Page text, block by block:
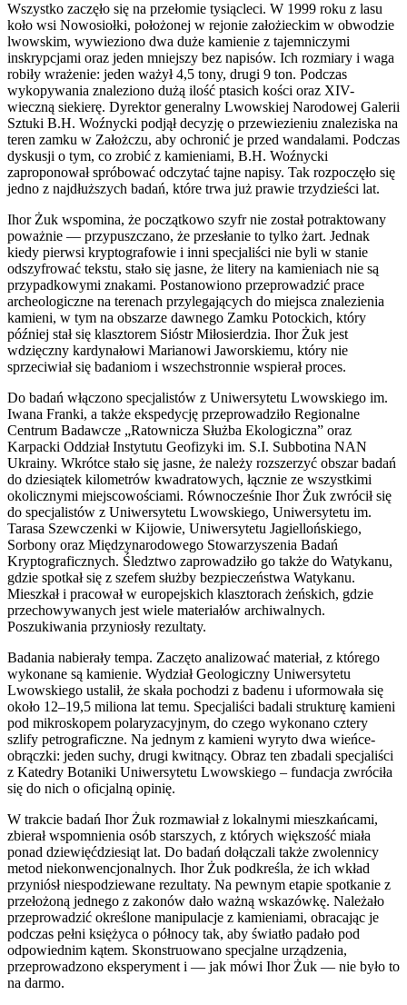
Wszystko zaczęło się na przełomie tysiącleci. W 1999 roku z lasu
koło wsi Nowosiołki, położonej w rejonie założieckim w obwodzie
lwowskim, wywieziono dwa duże kamienie z tajemniczymi
inskrypcjami oraz jeden mniejszy bez napisów. Ich rozmiary i waga
robiły wrażenie: jeden ważył 4,5 tony, drugi 9 ton. Podczas
wykopywania znaleziono dużą ilość ptasich kości oraz XIV-
wieczną siekierę. Dyrektor generalny Lwowskiej Narodowej Galerii
Sztuki B.H. Woźnycki podjął decyzję o przewiezieniu znaleziska na
teren zamku w Założczu, aby ochronić je przed wandalami. Podczas
dyskusji o tym, co zrobić z kamieniami, B.H. Woźnycki
zaproponował spróbować odczytać tajne napisy. Tak rozpoczęło się
jedno z najdłuższych badań, które trwa już prawie trzydzieści lat.
Ihor Żuk wspomina, że początkowo szyfr nie został potraktowany
poważnie — przypuszczano, że przesłanie to tylko żart. Jednak
kiedy pierwsi kryptografowie i inni specjaliści nie byli w stanie
odszyfrować tekstu, stało się jasne, że litery na kamieniach nie są
przypadkowymi znakami. Postanowiono przeprowadzić prace
archeologiczne na terenach przylegających do miejsca znalezienia
kamieni, w tym na obszarze dawnego Zamku Potockich, który
później stał się klasztorem Sióstr Miłosierdzia. Ihor Żuk jest
wdzięczny kardynałowi Marianowi Jaworskiemu, który nie
sprzeciwiał się badaniom i wszechstronnie wspierał proces.
Do badań włączono specjalistów z Uniwersytetu Lwowskiego im.
Iwana Franki, a także ekspedycję przeprowadziło Regionalne
Centrum Badawcze „Ratownicza Służba Ekologiczna” oraz
Karpacki Oddział Instytutu Geofizyki im. S.I. Subbotina NAN
Ukrainy. Wkrótce stało się jasne, że należy rozszerzyć obszar badań
do dziesiątek kilometrów kwadratowych, łącznie ze wszystkimi
okolicznymi miejscowościami. Równocześnie Ihor Żuk zwrócił się
do specjalistów z Uniwersytetu Lwowskiego, Uniwersytetu im.
Tarasa Szewczenki w Kijowie, Uniwersytetu Jagiellońskiego,
Sorbony oraz Międzynarodowego Stowarzyszenia Badań
Kryptograficznych. Śledztwo zaprowadziło go także do Watykanu,
gdzie spotkał się z szefem służby bezpieczeństwa Watykanu.
Mieszkał i pracował w europejskich klasztorach żeńskich, gdzie
przechowywanych jest wiele materiałów archiwalnych.
Poszukiwania przyniosły rezultaty.
Badania nabierały tempa. Zaczęto analizować materiał, z którego
wykonane są kamienie. Wydział Geologiczny Uniwersytetu
Lwowskiego ustalił, że skała pochodzi z badenu i uformowała się
około 12–19,5 miliona lat temu. Specjaliści badali strukturę kamieni
pod mikroskopem polaryzacyjnym, do czego wykonano cztery
szlify petrograficzne. Na jednym z kamieni wyryto dwa wieńce-
obrączki: jeden suchy, drugi kwitnący. Obraz ten zbadali specjaliści
z Katedry Botaniki Uniwersytetu Lwowskiego – fundacja zwróciła
się do nich o oficjalną opinię.
W trakcie badań Ihor Żuk rozmawiał z lokalnymi mieszkańcami,
zbierał wspomnienia osób starszych, z których większość miała
ponad dziewięćdziesiąt lat. Do badań dołączali także zwolennicy
metod niekonwencjonalnych. Ihor Żuk podkreśla, że ich wkład
przyniósł niespodziewane rezultaty. Na pewnym etapie spotkanie z
przełożoną jednego z zakonów dało ważną wskazówkę. Należało
przeprowadzić określone manipulacje z kamieniami, obracając je
podczas pełni księżyca o północy tak, aby światło padało pod
odpowiednim kątem. Skonstruowano specjalne urządzenia,
przeprowadzono eksperyment i — jak mówi Ihor Żuk — nie było to
na darmo.